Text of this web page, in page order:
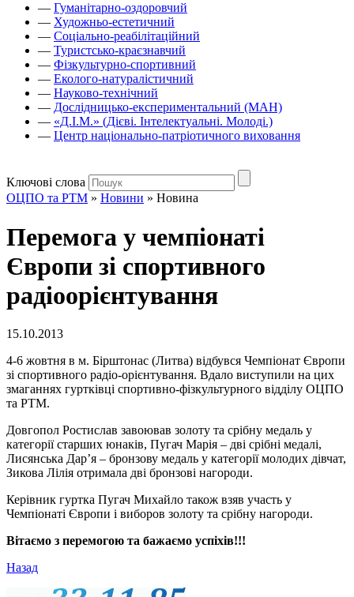
— Гуманітарно-оздоровчий
— Художньо-естетичний
— Соціально-реабілітаційний
— Туристсько-краєзнавчий
— Фізкультурно-спортивний
— Еколого-натуралістичний
— Науково-технічний
— Дослідницько-експериментальний (МАН)
— «Д.І.М.» (Дієві. Інтелектуальні. Молоді.)
— Центр національно-патріотичного виховання
Ключові слова
ОЦПО та РТМ » Новини » Новина
Перемога у чемпіонаті
Європи зі спортивного
радіоорієнтування
15.10.2013
4-6 жовтня в м. Бірштонас (Литва) відбувся Чемпіонат Європи
зі спортивного радіо-орієнтування. Вдало виступили на цих
змаганнях гуртківці спортивно-фізкультурного відділу ОЦПО
та РТМ.
Довгопол Ростислав завоював золоту та срібну медаль у
категорії старших юнаків, Пугач Марія – дві срібні медалі,
Лисянська Дар’я – бронзову медаль у категорії молодих дівчат,
Зикова Лілія отримала дві бронзові нагороди.
Керівник гуртка Пугач Михайло також взяв участь у
Чемпіонаті Європи і виборов золоту та срібну нагороди.
Вітаємо з перемогою та бажаємо успіхів!!!
Назад